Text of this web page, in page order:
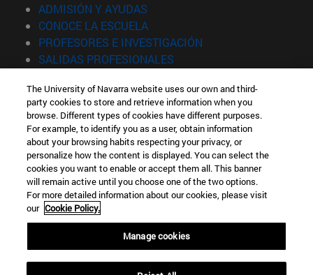
ADMISIÓN Y AYUDAS
CONOCE LA ESCUELA(abre en nueva ventana)
PROFESORES E INVESTIGACIÓN
SALIDAS PROFESIONALES
Información
TFNO +34 943 21 98 77
¿QUÉ GRADO TE INTERESA?
¿QUÉ MÁSTER TE INTERESA?
© Universidad de Navarra
Información legal
Accesibilidad
Configuración de cookies
Localizador de campus
The University of Navarra website uses our own and third-
party cookies to store and retrieve information when you
browse. Different types of cookies have different purposes.
For example, to identify you as a user, obtain information
about your browsing habits respecting your privacy, or
personalize how the content is displayed. You can select the
cookies you want to enable or accept them all. This banner
will remain active until you choose one of the two options.
For more detailed information about our cookies, please visit
our Cookie Policy.
Manage cookies